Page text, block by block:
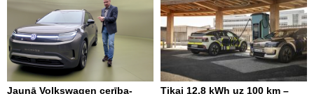
Jaunā Volkswagen cerība-
Tikai 12,8 kWh uz 100 km –